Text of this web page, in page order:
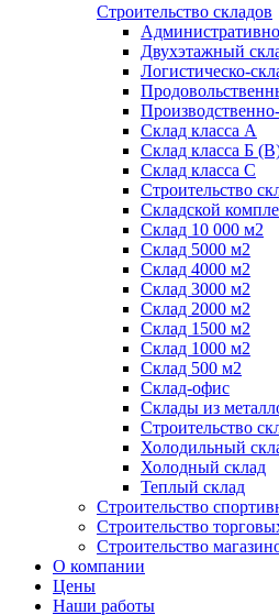
Строительство складов
Двухэтажный
Логистическо-
Склад класса А
Склад класса Б
Склад класса С
Строительство
Складской
Склад 10 000 м2
Склад 5000 м2
Склад 4000 м2
Склад 3000 м2
Склад 2000 м2
Склад 1500 м2
Склад 1000 м2
Склад 500 м2
Склад-офис
Склады из
Строительство
Холодильный
Холодный склад
Теплый склад
Строительство
Строительство
Строительство
О компании
Цены
Наши работы